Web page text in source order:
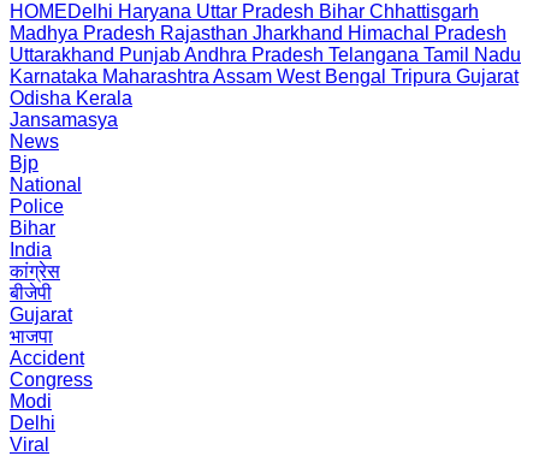
HOMEDelhi Haryana Uttar Pradesh Bihar Chhattisgarh
Madhya Pradesh Rajasthan Jharkhand Himachal Pradesh
Uttarakhand PunjabAndhra Pradesh Telangana Tamil Nadu
Karnataka Maharashtra Assam West Bengal Tripura Gujarat
Odisha Kerala
Jansamasya
News
Bjp
National
Police
Bihar
India
कांग्रेस
बीजेपी
Gujarat
भाजपा
Accident
Congress
Modi
Delhi
Viral